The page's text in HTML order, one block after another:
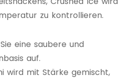
zu kontrollieren.
eine saubere und
auf.
wird mit Stärke gemischt,